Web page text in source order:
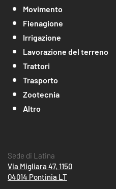
Movimento
Fienagione
Irrigazione
Lavorazione del terreno
Trattori
Trasporto
Zootecnia
Altro
Sede di Latina
Via Migliara 47, 1150
04014 Pontinia LT